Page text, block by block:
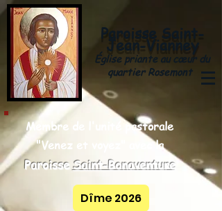
Paroisse Saint-
Jean-Vianney
Église priante au cœur du
quartier Rosemont
Membre de l'unité pastorale
"Venez et voyez" avec la
Paroisse Saint-Bonaventure
Dîme 2026